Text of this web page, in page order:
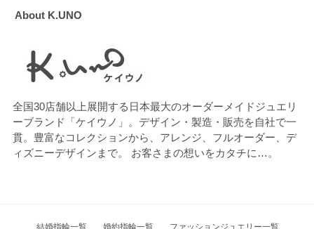
About K.UNO
全国30店舗以上展開する日本最大のオーダーメイドジュエリ
ーブランド「ケイウノ」。デザイン・製造・販売を自社で一
貫。豊富なコレクションから、アレンジ、フルオーダー、デ
ィズニーデザインまで。 お客さまの想いをカタチに…。
結婚指輪一覧 婚約指輪一覧 ファッションジュエリー一覧